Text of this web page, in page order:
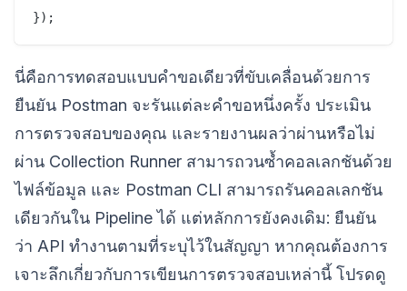
นี่คือการทดสอบแบบคำขอเดียวที่ขับเคลื่อนด้วยการ
ยืนยัน Postman จะรันแต่ละคำขอหนึ่งครั้ง ประเมิน
การตรวจสอบของคุณ และรายงานผลว่าผ่านหรือไม่
ผ่าน Collection Runner สามารถวนซ้ำคอลเลกชันด้วย
ไฟล์ข้อมูล และ Postman CLI สามารถรันคอลเลกชัน
เดียวกันใน Pipeline ได้ แต่หลักการยังคงเดิม: ยืนยัน
ว่า API ทำงานตามที่ระบุไว้ในสัญญา หากคุณต้องการ
เจาะลึกเกี่ยวกับการเขียนการตรวจสอบเหล่านี้ โปรดดู